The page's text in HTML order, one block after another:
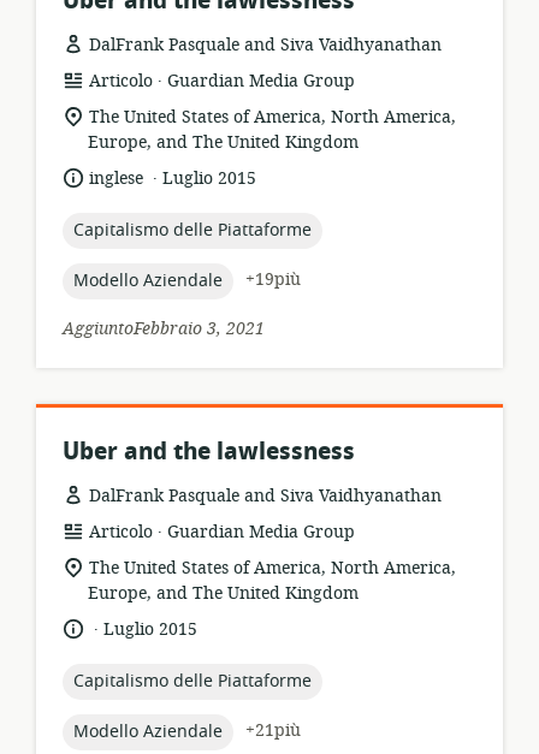
DalFrank Pasquale and Siva Vaidhyanathan
formato
della
risorsa:
Articolo .
publisher:
Guardian Media Group
località
di
pertinenza:
The United States of America, North America,
Europe, and The United Kingdom
lingua:inglese .
data
pubblicazione:
Luglio 2015
topic:
Capitalismo delle Piattaforme
topic:
Modello Aziendale
+19più
AggiuntoFebbraio 3, 2021
Uber and the lawlessness
DalFrank Pasquale and Siva Vaidhyanathan
formato
della
risorsa:
Articolo .
publisher:
Guardian Media Group
località
di
pertinenza:
The United States of America, North America,
Europe, and The United Kingdom
lingua:
.
data
pubblicazione:
Luglio 2015
topic:
Capitalismo delle Piattaforme
topic:
Modello Aziendale
+21più